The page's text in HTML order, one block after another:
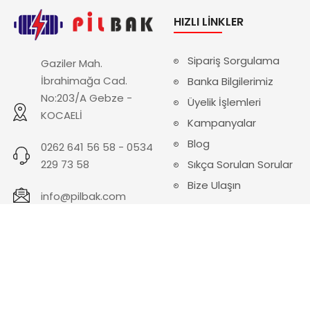
Gaziler Mah.
İbrahimağa Cad.
No:203/A Gebze -
KOCAELİ
0262 641 56 58 - 0534
229 73 58
info@pilbak.com
HIZLI LINKLER
Sipariş Sorgulama
Banka Bilgilerimiz
Üyelik İşlemleri
Kampanyalar
Blog
Sıkça Sorulan Sorular
Bize Ulaşın